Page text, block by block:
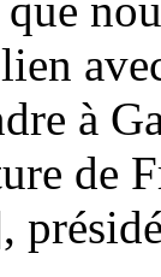
à
de